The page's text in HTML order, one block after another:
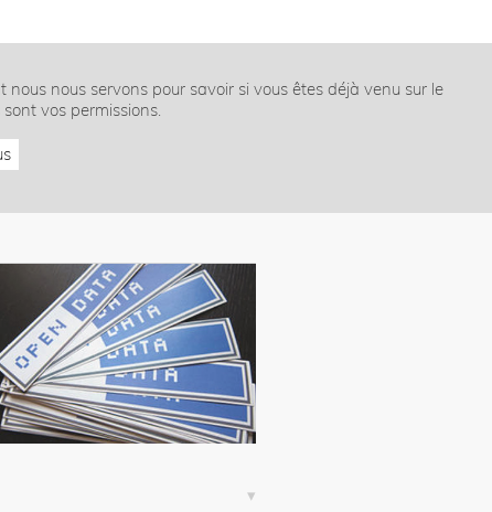
nous servons pour savoir si vous êtes déjà venu sur le
vos permissions.